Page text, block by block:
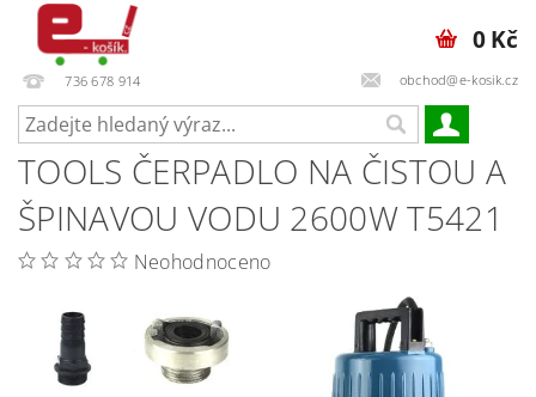
736 678 914 obchod@e-kosik.cz
0 Kč
TOOLS ČERPADLO NA ČISTOU A
ŠPINAVOU VODU 2600W T5421
Neohodnoceno